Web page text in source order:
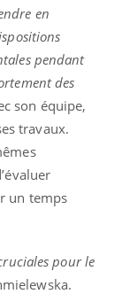
en
pendant
des
son équipe,
travaux.
un temps
pour le